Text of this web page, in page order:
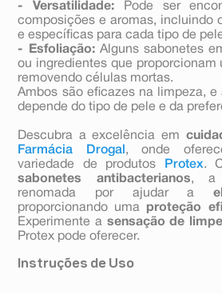
- Versatilidade: Pode ser
composições e aromas, incluindo
e específicas para cada tipo de
- Esfoliação: Alguns sabonetes
ou ingredientes que proporcionam
removendo células mortas.
Ambos são eficazes na limpeza,
depende do tipo de pele e da
Descubra a excelência em
Farmácia Drogal , onde
variedade de produtos
Protex.
sabonetes antibacterianos, a
renomada por ajudar a
proporcionando uma proteção
Experimente a sensação de
Protex pode oferecer.
Instruções de Uso